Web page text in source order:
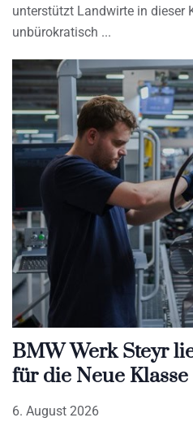
unterstützt Landwirte in dieser
unbürokratisch
BMW Werk Steyr
für die Neue Klasse
6. August 2026